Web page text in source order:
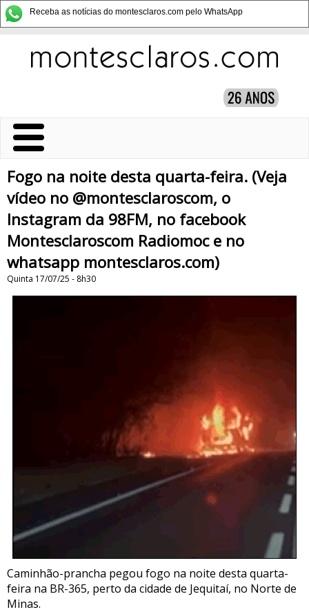
Receba as notícias do montesclaros.com pelo WhatsApp
Fogo na noite desta quarta-feira. (Veja
vídeo no @montesclaroscom, o
Instagram da 98FM, no facebook
Montesclaroscom Radiomoc e no
whatsapp montesclaros.com)
Quinta 17/07/25 - 8h30
Caminhão-prancha pegou fogo na noite desta quarta-
feira na BR-365, perto da cidade de Jequitaí, no Norte de
Minas.